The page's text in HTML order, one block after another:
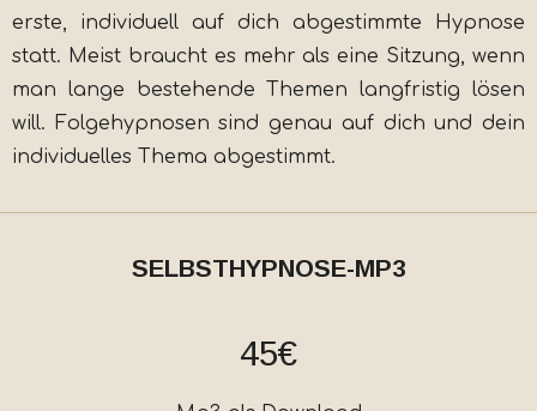
erste, individuell auf dich abgestimmte Hypnose
statt. Meist braucht es mehr als eine Sitzung, wenn
man lange bestehende Themen langfristig lösen
will. Folgehypnosen sind genau auf dich und dein
individuelles Thema abgestimmt.
SELBSTHYPNOSE-MP3
45€